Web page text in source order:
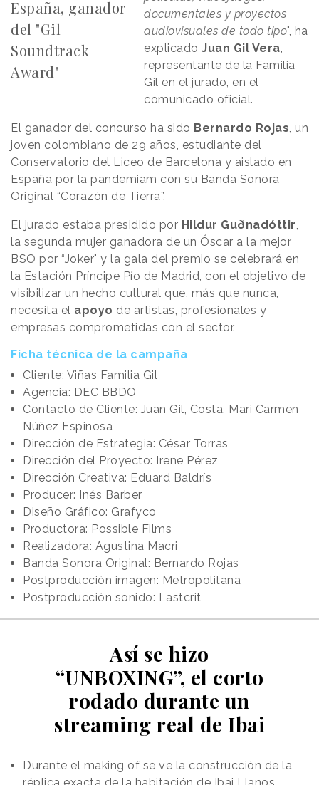
España, ganador
del "Gil
Soundtrack
Award"
documentales y proyectos
audiovisuales de todo tipo", ha
explicadoJuan Gil Vera,
representante de la Familia
Gil en el jurado, en el
comunicado oficial.
El ganador del concurso ha sido Bernardo Rojas, un
joven colombiano de 29 años, estudiante del
Conservatorio del Liceo de Barcelona y aislado en
España por la pandemiam con su Banda Sonora
Original “Corazón de Tierra”.
El jurado estaba presidido por Hildur Guðnadóttir,
la segunda mujer ganadora de un Óscar a la mejor
BSO por “Joker" y la gala del premio se celebrará en
la Estación Príncipe Pío de Madrid, con el objetivo de
visibilizar un hecho cultural que, más que nunca,
necesita el apoyo de artistas, profesionales y
empresas comprometidas con el sector.
Ficha técnica de la campaña
Cliente: Viñas Familia Gil
Agencia: DEC BBDO
Contacto de Cliente: Juan Gil, Costa, Mari Carmen
Núñez Espinosa
Dirección de Estrategia: César Torras
Dirección del Proyecto: Irene Pérez
Dirección Creativa: Eduard Baldrís
Producer: Inés Barber
Diseño Gráfico: Grafyco
Productora: Possible Films
Realizadora: Agustina Macri
Banda Sonora Original: Bernardo Rojas
Postproducción imagen: Metropolitana
Postproducción sonido: Lastcrit
Así se hizo
“UNBOXING”, el corto
rodado durante un
streaming real de Ibai
Durante el making of se ve la construcción de la